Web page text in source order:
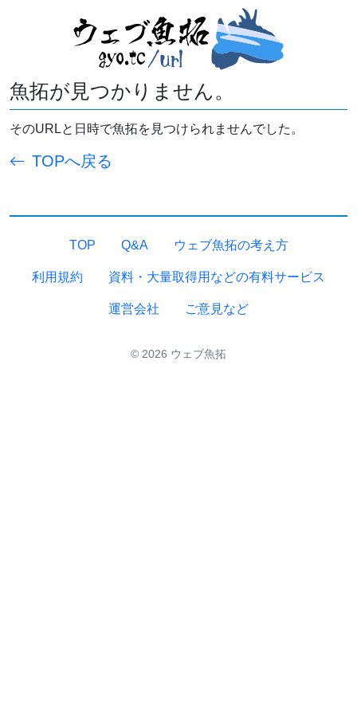
魚拓が見つかりません。
そのURLと日時で魚拓を見つけられませんでした。
TOPへ戻る
TOP Q&A ウェブ魚拓の考え方
利用規約 資料・大量取得用などの有料サービス
運営会社 ご意見など
© 2026 ウェブ魚拓